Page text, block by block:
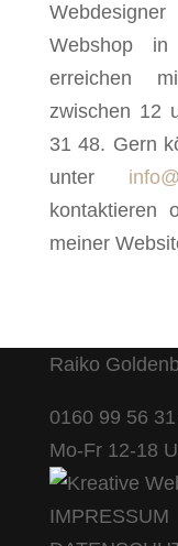
Webshop
erreichen
zwischen 12
31 48. Gern
unter
kontaktieren
meiner
Raiko
0160 99 56
Mo-Fr 12-18
IMPRESSUM